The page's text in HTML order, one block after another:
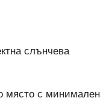
слънчева
място с минимален